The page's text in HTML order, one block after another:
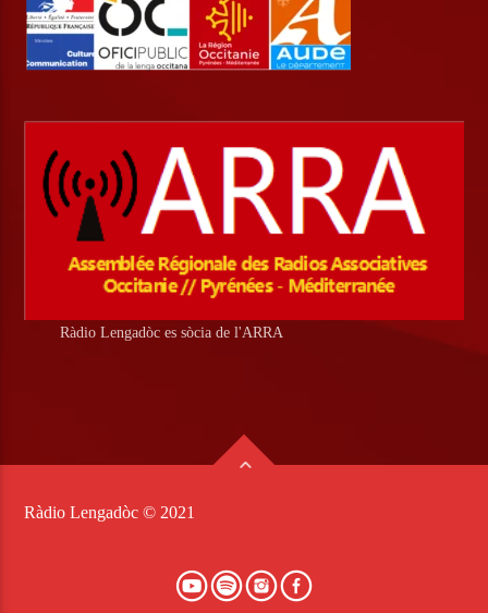
Ràdio Lengadòc es sòcia de l'ARRA
Ràdio Lengadòc © 2021